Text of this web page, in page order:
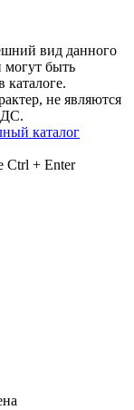
вид данного
могут быть
каталоге.
не являются
каталог
Ctrl + Enter